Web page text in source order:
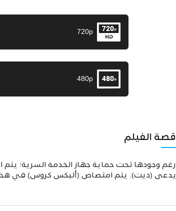
720p
480p
قصة الفيلم
رغم وجودها تحت حماية جهاز الخدمة السرية؛
يدعى (ديت). يتم امتصاص (أليكس كروس) في